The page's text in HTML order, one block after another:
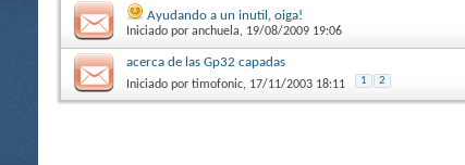
Ayudando a un inutil, oiga!
Iniciado por anchuela, 19/08/2009 19:06
acerca de las Gp32 capadas
Iniciado por timofonic, 17/11/2003 18:11 1 2